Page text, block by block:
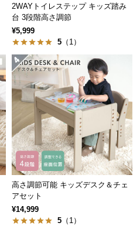
2WAYトイレステップ キッズ踏み
台 3段階高さ調節
¥5,999
5 （1）
高さ調節可能 キッズデスク＆チェ
アセット
¥14,999
5 （1）